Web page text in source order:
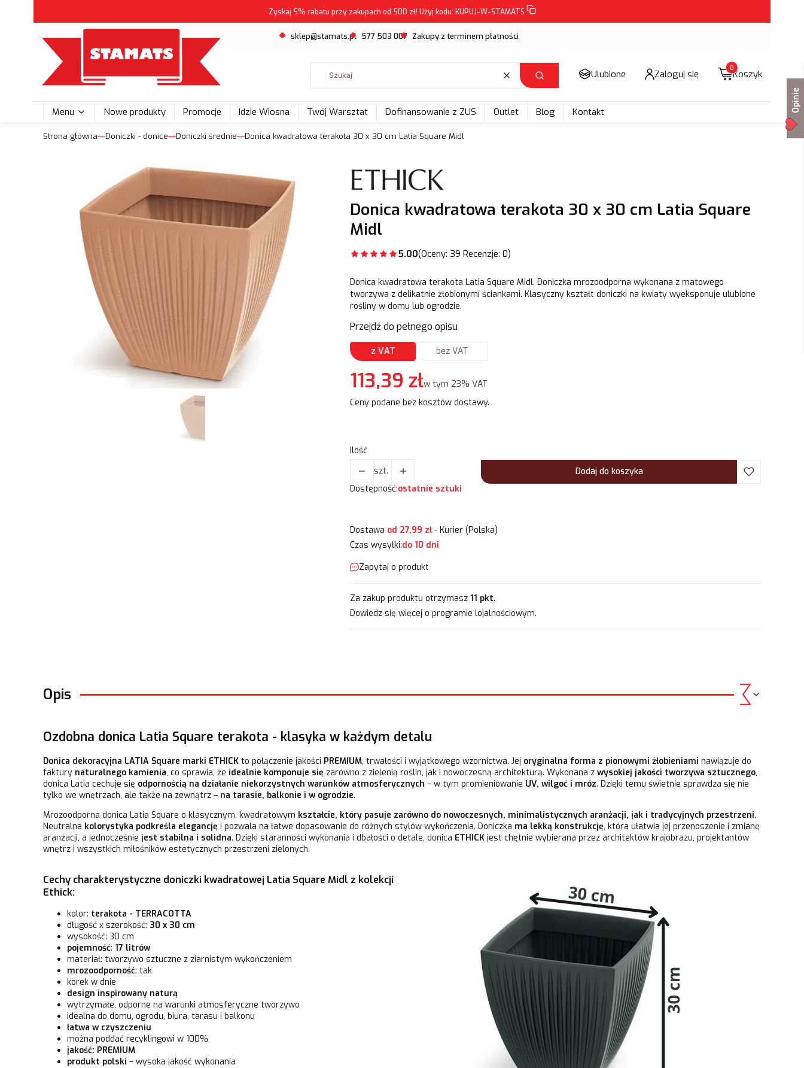
Zyskaj 5% rabatu przy zakupach od 500 zł! Użyj kodu: KUPUJ-W-STAMATS
sklep@stamats.pl 577 503 007 Zakupy z terminem płatności
Wyczyść Szukaj
Ulubione Zaloguj się Produkty w koszyku:
Koszyk
Menu Nowe produkty Promocje Idzie Wiosna Twój Warsztat Dofinansowanie z ZUS Outlet Blog Kontakt
Strona główna Doniczki - donice Doniczki średnie Donica kwadratowa terakota 30 x 30 cm Latia Square Midl
Donica kwadratowa terakota 30 x 30 cm Latia Square
Midl
5.00(Oceny: 39 Recenzje: 0)
Donica kwadratowa terakota Latia Square Midl. Doniczka mrozoodporna wykonana z matowego
tworzywa z delikatnie żłobionymi ściankami. Klasyczny kształt doniczki na kwiaty wyeksponuje ulubione
rośliny w domu lub ogrodzie.
Przejdź do pełnego opisu
z VAT bez VAT
Cena
113,39 złw tym 23% VAT
w tym 23% VAT
Ceny podane bez kosztów dostawy.
Ilość
szt.
Dostępność:ostatnie sztuki
Dodaj do koszyka
Dostawa od 27,99 zł- Kurier (Polska)
Czas wysyłki:do 10 dni
Zapytaj o produkt
Za zakup produktu otrzymasz 11 pkt.
Dowiedz sięwięcej o programie lojalnościowym.
Opis
Ozdobna donica Latia Square terakota - klasyka w każdym detalu
Donica dekoracyjna LATIA Square marki ETHICK to połączenie jakości PREMIUM, trwałości i wyjątkowego wzornictwa. Jej oryginalna forma z pionowymi żłobieniami nawiązuje do
faktury naturalnego kamienia, co sprawia, że idealnie komponuje się zarówno z zielenią roślin, jak i nowoczesną architekturą. Wykonana z wysokiej jakości tworzywa sztucznego,
donica Latia cechuje się odpornością na działanie niekorzystnych warunków atmosferycznych – w tym promieniowanie UV, wilgoć i mróz. Dzięki temu świetnie sprawdza się nie
tylko we wnętrzach, ale także na zewnątrz – na tarasie, balkonie i w ogrodzie.
Mrozoodporna donica Latia Square o klasycznym, kwadratowym kształcie, który pasuje zarówno do nowoczesnych, minimalistycznych aranżacji, jak i tradycyjnych przestrzeni.
Neutralna kolorystyka podkreśla elegancję i pozwala na łatwe dopasowanie do różnych stylów wykończenia. Doniczka ma lekką konstrukcję, która ułatwia jej przenoszenie i zmianę
aranżacji, a jednocześnie jest stabilna i solidna. Dzięki staranności wykonania i dbałości o detale, donica ETHICK jest chętnie wybierana przez architektów krajobrazu, projektantów
wnętrz i wszystkich miłośników estetycznych przestrzeni zielonych.
Cechy charakterystyczne doniczki kwadratowej Latia Square Midl z kolekcji
Ethick:
kolor: terakota - TERRACOTTA
długość x szerokość: 30 x 30 cm
wysokość: 30 cm
pojemność: 17 litrów
materiał: tworzywo sztuczne z ziarnistym wykończeniem
mrozoodporność: tak
korek w dnie
design inspirowany naturą
wytrzymałe, odporne na warunki atmosferyczne tworzywo
idealna do domu, ogrodu, biura, tarasu i balkonu
łatwa w czyszczeniu
można poddać recyklingowi w 100%
jakość: PREMIUM
produkt polski – wysoka jakość wykonania
Opinie